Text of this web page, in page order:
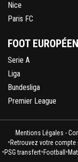
Nice
Paris FC
FOOT EUROPÉEN
Serie A
Liga
Bundesliga
Premier League
Mentions Légales -
•Retrouvez votre
•PSG transfert•Football •